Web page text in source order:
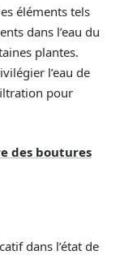
éléments tels
dans l’eau du
plantes.
l’eau de
pour
des boutures
dans l’état de